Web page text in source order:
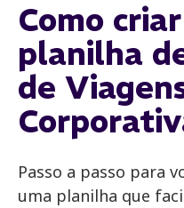
Como
planilha
de
Passo a passo para
uma planilha que